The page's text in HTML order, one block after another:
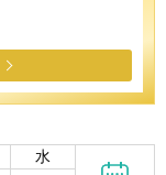
水